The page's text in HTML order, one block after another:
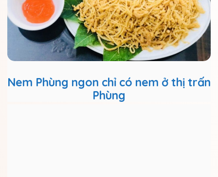
Nem Phùng ngon chỉ có nem ở thị trấn
Phùng